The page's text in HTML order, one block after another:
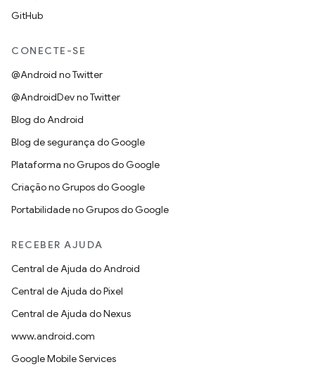
GitHub
CONECTE-SE
@Android no Twitter
@AndroidDev no Twitter
Blog do Android
Blog de segurança do Google
Plataforma no Grupos do Google
Criação no Grupos do Google
Portabilidade no Grupos do Google
RECEBER AJUDA
Central de Ajuda do Android
Central de Ajuda do Pixel
Central de Ajuda do Nexus
www.android.com
Google Mobile Services